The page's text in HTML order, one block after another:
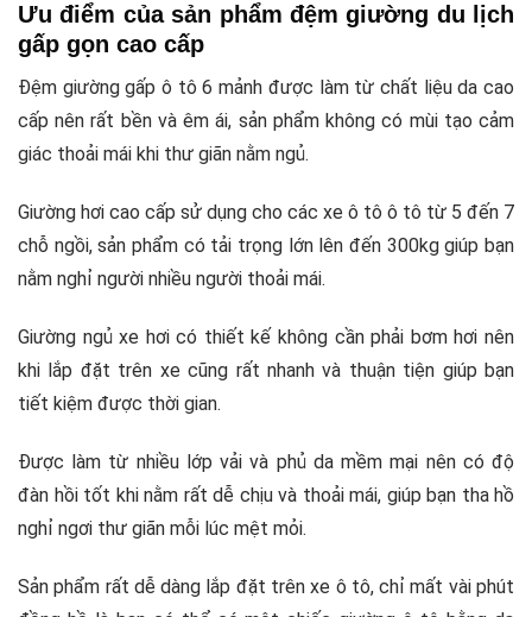
Ưu điểm của sản phẩm đệm giường du lịch
gấp gọn cao cấp
Đệm giường gấp ô tô 6 mảnh được làm từ chất liệu da cao
cấp nên rất bền và êm ái, sản phẩm không có mùi tạo cảm
giác thoải mái khi thư giãn nằm ngủ.
Giường hơi cao cấp sử dụng cho các xe ô tô ô tô từ 5 đến 7
chỗ ngồi, sản phẩm có tải trọng lớn lên đến 300kg giúp bạn
nằm nghỉ người nhiều người thoải mái.
Giường ngủ xe hơi có thiết kế không cần phải bơm hơi nên
khi lắp đặt trên xe cũng rất nhanh và thuận tiện giúp bạn
tiết kiệm được thời gian.
Được làm từ nhiều lớp vải và phủ da mềm mại nên có độ
đàn hồi tốt khi nằm rất dễ chịu và thoải mái, giúp bạn tha hồ
nghỉ ngơi thư giãn mỗi lúc mệt mỏi.
Sản phẩm rất dễ dàng lắp đặt trên xe ô tô, chỉ mất vài phút